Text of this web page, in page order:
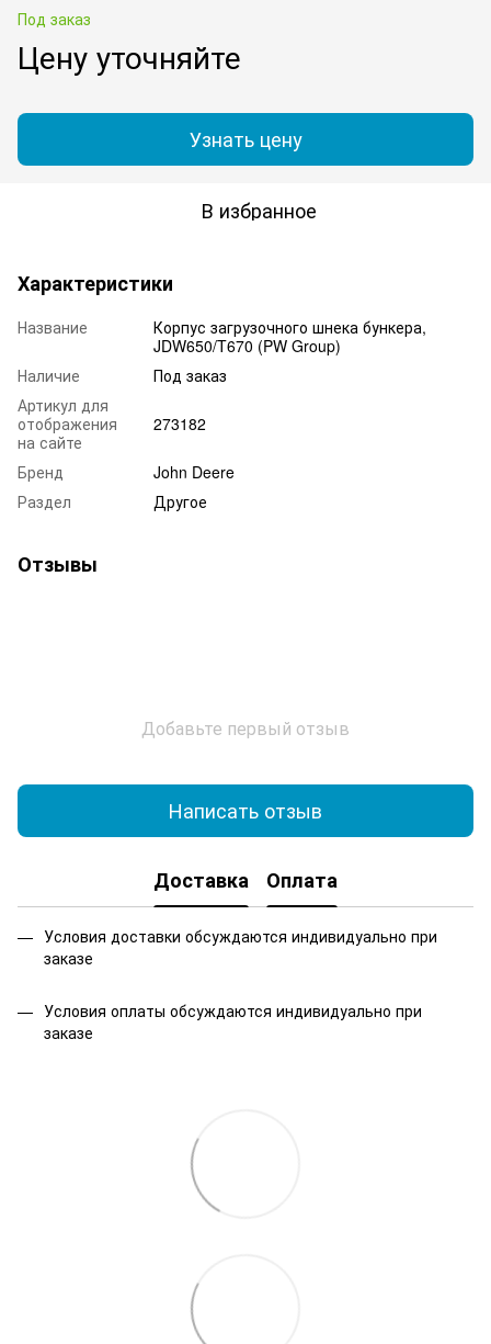
Под заказ
Цену уточняйте
Узнать цену
В избранное
Характеристики
Название
Корпус загрузочного шнека бункера,
JDW650/T670 (PW Group)
Наличие
Под заказ
Артикул для
отображения
на сайте
273182
Бренд
John Deere
Раздел
Другое
Отзывы
Добавьте первый отзыв
Написать отзыв
Доставка Оплата
Условия доставки обсуждаются индивидуально при
заказе
Условия оплаты обсуждаются индивидуально при
заказе